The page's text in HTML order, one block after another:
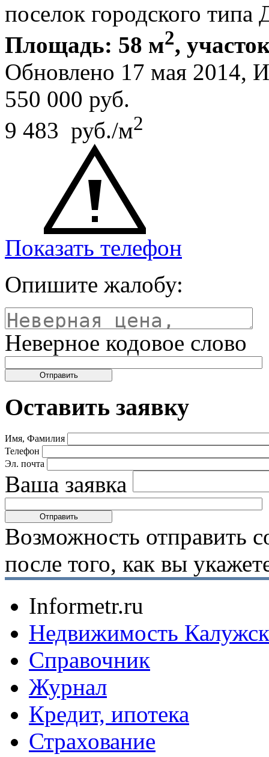
поселок городского типа
Площадь: 58 м2,
Обновлено 17 мая 2014,
550 000 руб.
9 483 руб./м2
Показать телефон
Опишите жалобу:
Неверное кодовое слово
Оставить заявку
Имя, Фамилия
Телефон
Эл. почта
Ваша заявка
Возможность отправить
после того, как вы
Informetr.ru
Недвижимость
Справочник
Журнал
Кредит, ипотека
Страхование